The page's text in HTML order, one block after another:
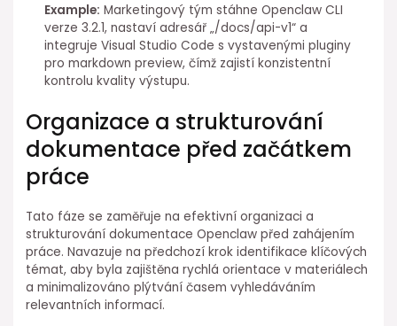
Example: Marketingový tým stáhne Openclaw CLI
verze 3.2.1, nastaví ⁢adresář „/docs/api-v1“ a
integruje Visual Studio Code s vystavenými pluginy
pro markdown preview, čímž zajistí konzistentní
kontrolu kvality výstupu.
Organizace a strukturování
dokumentace ⁢před začátkem
práce
Tato fáze se zaměřuje na efektivní organizaci a
strukturování dokumentace Openclaw před zahájením
práce. Navazuje na předchozí krok identifikace klíčových
témat, aby byla zajištěna rychlá orientace v materiálech
a minimalizováno plýtvání časem vyhledáváním
relevantních informací.